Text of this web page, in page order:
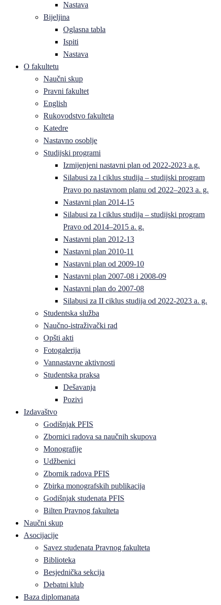
Nastava
Bijeljina
Oglasna tabla
Ispiti
Nastava
O fakultetu
Naučni skup
Pravni fakultet
English
Rukovodstvo fakulteta
Katedre
Nastavno osoblje
Studijski programi
Izmijenjeni nastavni plan od 2022-2023 a.g.
Silabusi za l ciklus studija – studijski program
Pravo po nastavnom planu od 2022–2023 a. g.
Nastavni plan 2014-15
Silabusi za l ciklus studija – studijski program
Pravo od 2014–2015 a. g.
Nastavni plan 2012-13
Nastavni plan 2010-11
Nastavni plan od 2009-10
Nastavni plan 2007-08 i 2008-09
Nastavni plan do 2007-08
Silabusi za II ciklus studija od 2022-2023 a. g.
Studentska služba
Naučno-istraživački rad
Opšti akti
Fotogalerija
Vannastavne aktivnosti
Studentska praksa
Dešavanja
Pozivi
Izdavaštvo
Godišnjak PFIS
Zbornici radova sa naučnih skupova
Monografije
Udžbenici
Zbornik radova PFIS
Zbirka monografskih publikacija
Godišnjak studenata PFIS
Bilten Pravnog fakulteta
Naučni skup
Asocijacije
Savez studenata Pravnog fakulteta
Biblioteka
Besjednička sekcija
Debatni klub
Baza diplomanata